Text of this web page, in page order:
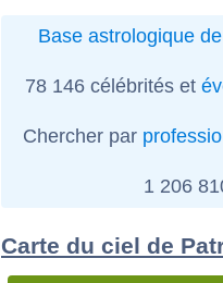
Base astrologique
78 146 célébrités et
Chercher par
1 206
Carte du ciel de